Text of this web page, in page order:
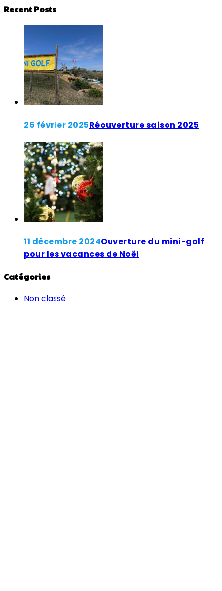
Recent Posts
26 février 2025Réouverture saison 2025
11 décembre 2024Ouverture du mini-golf
pour les vacances de Noël
Catégories
Non classé